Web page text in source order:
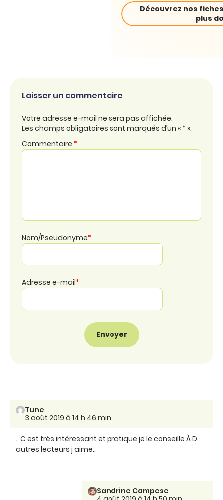
Découvrez nos
plus
Laisser un commentaire
Votre adresse e-mail ne sera pas affichée.
Les champs obligatoires sont marqués d’un « * ».
Commentaire *
Nom/Pseudonyme*
Adresse e-mail*
Tune
3 août 2019 à 14 h 46 min
.. C est très intéressant et pratique je le conseille À D
autres lecteurs j aime..
Sandrine Campese